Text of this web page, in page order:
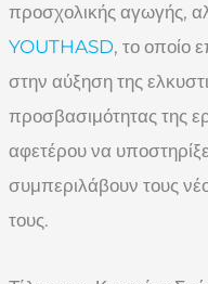
προσχολικής αγωγής,
YOUTHASD, το οποίο
στην αύξηση της
προσβασιμότητας της
αφετέρου να
συμπεριλάβουν τους
τους.